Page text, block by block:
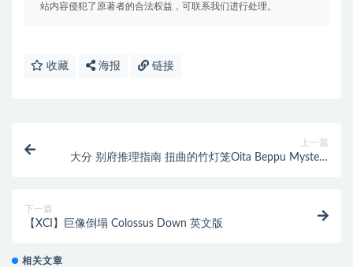
站内容侵犯了原著者的合法权益，可联系我们进行处理。
收藏 海报 链接
上一篇
大分 别府推理指南 扭曲的竹灯笼Oita Beppu Mystery
下一篇
【XCI】巨像倒塌 Colossus Down 英文版
相关文章